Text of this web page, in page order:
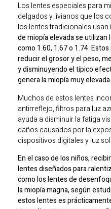
Los lentes especiales para
delgados y livianos que los
los lentes tradicionales usan
de miopía elevada se
como 1.60, 1.67 o 1.74.
reducir el grosor y el peso,
y disminuyendo el típico
genera la miopía muy elevada.
Muchos de estos lentes
antirreflejo, filtros para luz
ayuda a disminuir la fatiga
daños causados por la
dispositivos digitales y luz
En el caso de los niños,
lentes diseñados para
como los lentes de
la miopía magna, según
estos lentes es